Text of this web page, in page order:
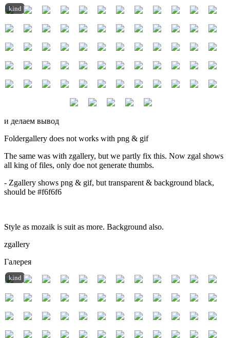
kind
и делаем вывод
Foldergallery does not works with png & gif
The same was with zgallery, but we partly fix this. Now zgal shows
all king of files, only doe not generate thumbs.
- Zgallery shows png & gif, but transparent & background black,
should be #f6f6f6
Style as mozaik is suit as more. Background also.
zgallery
Галерея
kind